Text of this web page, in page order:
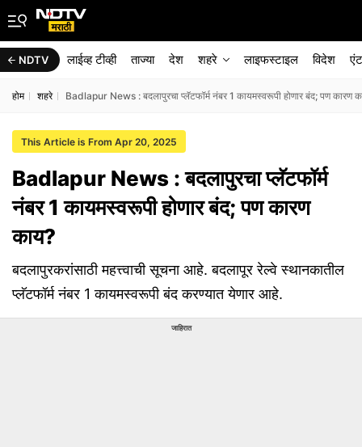
NDTV लाईव्ह टीव्ही ताज्या देश शहरे लाइफस्टाइल विदेश
होम शहरे Badlapur News : बदलापुरचा प्लॅटफॉर्म नंबर 1 कायमस्वरूपी होणार बंद; पण कारण
This Article is From Apr 20, 2025
Badlapur News : बदलापुरचा प्लॅटफॉर्म
नंबर 1 कायमस्वरूपी होणार बंद; पण कारण
काय?
बदलापुरकरांसाठी महत्त्वाची सूचना आहे. बदलापूर रेल्वे स्थानकातील
प्लॅटफॉर्म नंबर 1 कायमस्वरूपी बंद करण्यात येणार आहे.
जाहिरात